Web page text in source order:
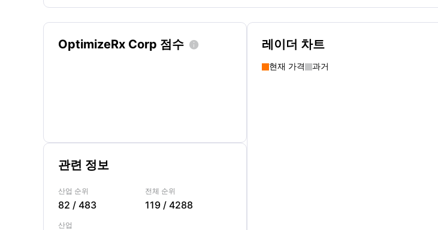
OptimizeRx Corp 점수 
관련 정보
산업 순위
82 / 483
전체 순위
119 / 4288
산업
레이더 차트
현재 가격 과거